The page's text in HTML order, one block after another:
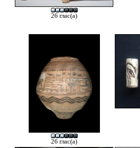
26 глас(а)
26 глас(а)